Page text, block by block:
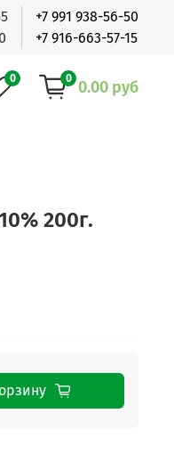
+7 991 938-56-50
+7 916-663-57-15
0 0 0.00 руб
200г.